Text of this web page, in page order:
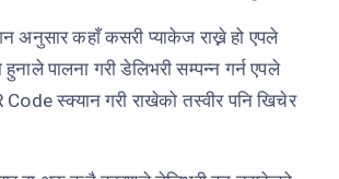
अनुसार कहाँ कसरी प्याकेज राख्ने हो एपले
पालना गरी डेलिभरी सम्पन्न गर्न एपले
Codeस्क्यान गरी राखेको तस्वीर पनि खिचेर